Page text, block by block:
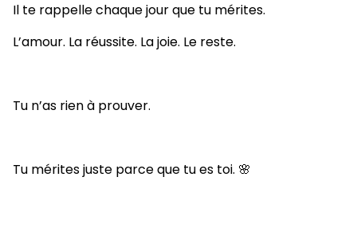
Il te rappelle chaque jour que tu mérites.
L’amour. La réussite. La joie. Le reste.
Tu n’as rien à prouver.
Tu mérites juste parce que tu es toi. 🌸